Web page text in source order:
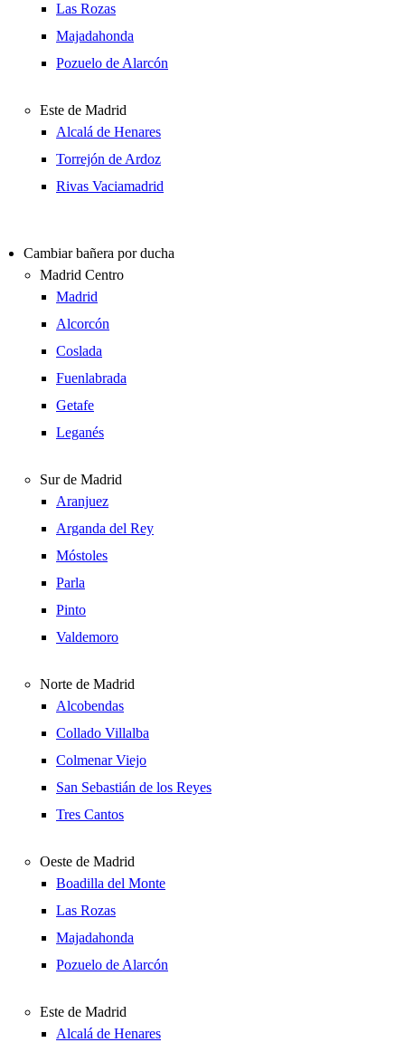
Las Rozas
Majadahonda
Pozuelo de Alarcón
Este de Madrid
Alcalá de Henares
Torrejón de Ardoz
Rivas Vaciamadrid
Cambiar bañera por ducha
Madrid Centro
Madrid
Alcorcón
Coslada
Fuenlabrada
Getafe
Leganés
Sur de Madrid
Aranjuez
Arganda del Rey
Móstoles
Parla
Pinto
Valdemoro
Norte de Madrid
Alcobendas
Collado Villalba
Colmenar Viejo
San Sebastián de los Reyes
Tres Cantos
Oeste de Madrid
Boadilla del Monte
Las Rozas
Majadahonda
Pozuelo de Alarcón
Este de Madrid
Alcalá de Henares